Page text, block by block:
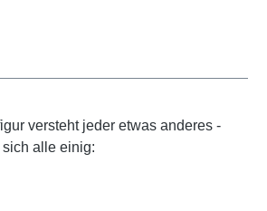
versteht jeder etwas anderes -
alle einig: